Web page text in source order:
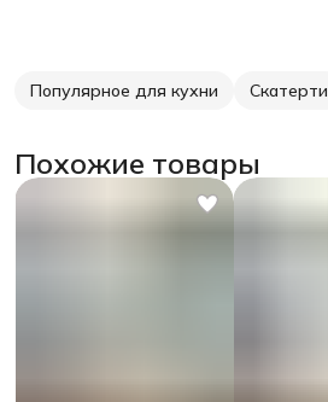
Популярное для кухни Скатерти
Похожие товары